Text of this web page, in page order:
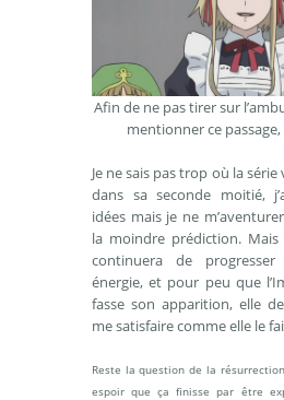
Afin de ne pas tirer sur
mentionner ce
Je ne sais pas trop où la
dans sa seconde moitié,
idées mais je ne
la moindre prédiction.
continuera de
énergie, et pour peu que
fasse son apparition, elle
me satisfaire comme elle le
Reste la question de la
espoir que ça finisse par être